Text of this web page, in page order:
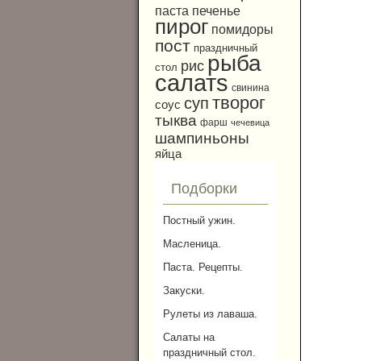
паста печенье
пирог помидоры
пост праздничный
стол рис рыба
салатs свинина
соус суп творог
тыква фарш чечевица
шампиньоны
яйца
Подборки
Постный ужин.
Масленица.
Паста. Рецепты.
Закуски.
Рулеты из лаваша.
Салаты на
праздничный стол.